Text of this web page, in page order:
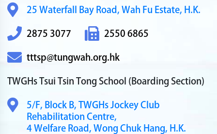
25 Waterfall Bay Road, Wah Fu Estate, H.K.
2875 3077 2550 6865
tttsp@tungwah.org.hk
TWGHs Tsui Tsin Tong School (Boarding Section)
5/F, Block B, TWGHs Jockey Club
Rehabilitation Centre,
4 Welfare Road, Wong Chuk Hang, H.K.